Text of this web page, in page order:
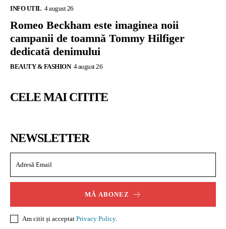
INFO UTIL 4 august 26
Romeo Beckham este imaginea noii
campanii de toamnă Tommy Hilfiger
dedicată denimului
BEAUTY & FASHION 4 august 26
CELE MAI CITITE
NEWSLETTER
MĂ ABONEZ
Am citit și acceptat Privacy Policy.